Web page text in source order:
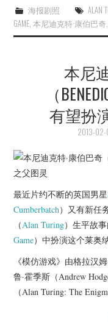
海报剧照 ALAN
GAME,本尼迪克特·康伯巴奇
本尼
（
有望扮
2013-
最近片约不断的英国男星
Cumberbatch）又有新任
（Alan Turing）生平故
Game）中扮演这个莱奥
《模仿游戏》由格拉汉
鲁·霍季斯（Andrew
（Alan Turing: The